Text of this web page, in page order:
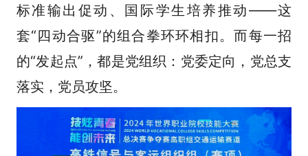
标准输出促动、国际学生培养推动——这
套“四动合驱”的组合拳环环相扣。而每一招
的“发起点”，都是党组织：党委定向，党总支
落实，党员攻坚。